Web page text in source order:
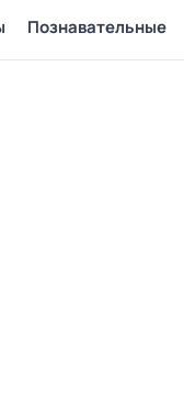
Познавательные